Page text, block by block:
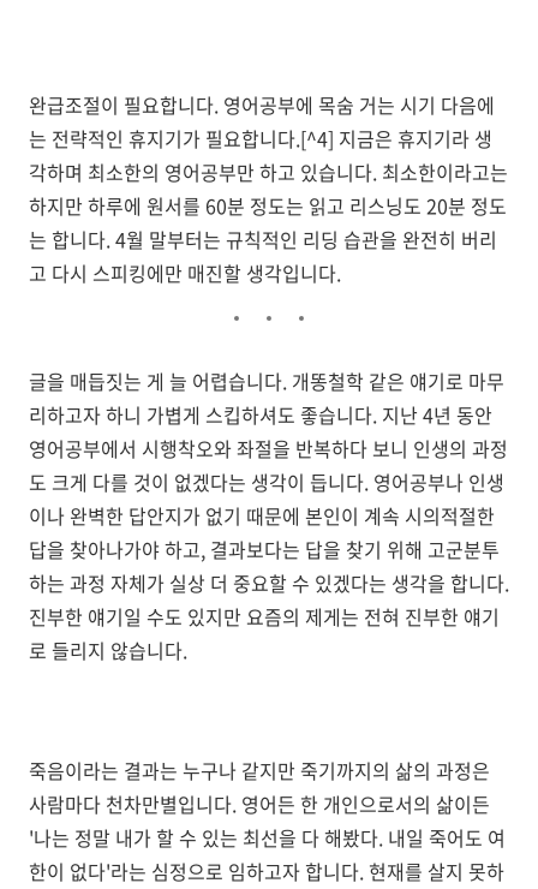
완급조절이 필요합니다. 영어공부에 목숨 거는 시기 다음에
는 전략적인 휴지기가 필요합니다.[^4] 지금은 휴지기라 생
각하며 최소한의 영어공부만 하고 있습니다. 최소한이라고는
하지만 하루에 원서를 60분 정도는 읽고 리스닝도 20분 정도
는 합니다. 4월 말부터는 규칙적인 리딩 습관을 완전히 버리
고 다시 스피킹에만 매진할 생각입니다.
글을 매듭짓는 게 늘 어렵습니다. 개똥철학 같은 얘기로 마무
리하고자 하니 가볍게 스킵하셔도 좋습니다. 지난 4년 동안
영어공부에서 시행착오와 좌절을 반복하다 보니 인생의 과정
도 크게 다를 것이 없겠다는 생각이 듭니다. 영어공부나 인생
이나 완벽한 답안지가 없기 때문에 본인이 계속 시의적절한
답을 찾아나가야 하고, 결과보다는 답을 찾기 위해 고군분투
하는 과정 자체가 실상 더 중요할 수 있겠다는 생각을 합니다.
진부한 얘기일 수도 있지만 요즘의 제게는 전혀 진부한 얘기
로 들리지 않습니다.
죽음이라는 결과는 누구나 같지만 죽기까지의 삶의 과정은
사람마다 천차만별입니다. 영어든 한 개인으로서의 삶이든
'나는 정말 내가 할 수 있는 최선을 다 해봤다. 내일 죽어도 여
한이 없다'라는 심정으로 임하고자 합니다. 현재를 살지 못하